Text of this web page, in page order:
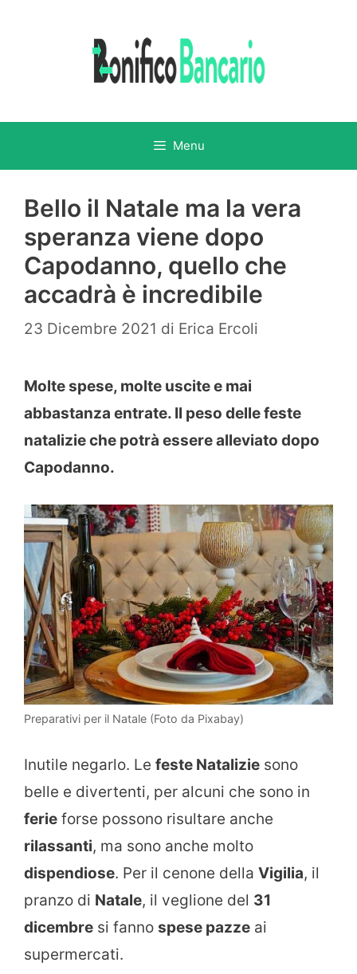
Menu
Bello il Natale ma la vera
speranza viene dopo
Capodanno, quello che
accadrà è incredibile
23 Dicembre 2021 di Erica Ercoli
Molte spese, molte uscite e mai
abbastanza entrate. Il peso delle feste
natalizie che potrà essere alleviato dopo
Capodanno.
Preparativi per il Natale (Foto da Pixabay)
Inutile negarlo. Le feste Natalizie sono
belle e divertenti, per alcuni che sono in
ferie forse possono risultare anche
rilassanti, ma sono anche molto
dispendiose. Per il cenone della Vigilia, il
pranzo di Natale, il veglione del 31
dicembre si fanno spese pazze ai
supermercati.